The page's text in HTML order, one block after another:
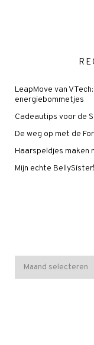
LeapMove van
energiebommetjes
Cadeautips voor de
De weg op met de
Haarspeldjes maken
Mijn echte BellySister!